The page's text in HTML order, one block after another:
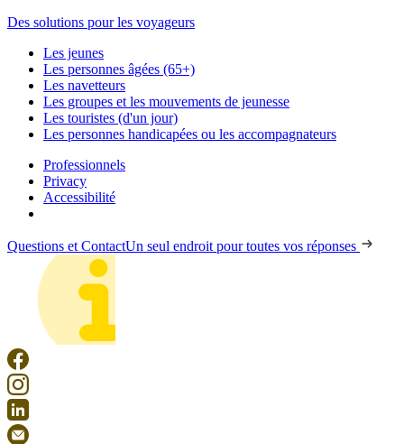
Des solutions pour les voyageurs
Les jeunes
Les personnes âgées (65+)
Les navetteurs
Les groupes et les mouvements de jeunesse
Les touristes (d'un jour)
Les personnes handicapées ou les accompagnateurs
Professionnels
Privacy
Accessibilité
Questions et ContactUn seul endroit pour toutes vos réponses